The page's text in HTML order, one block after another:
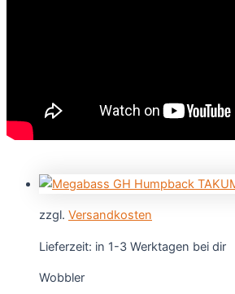
zzgl. Versandkosten
Lieferzeit: in 1-3 Werktagen bei dir
Wobbler